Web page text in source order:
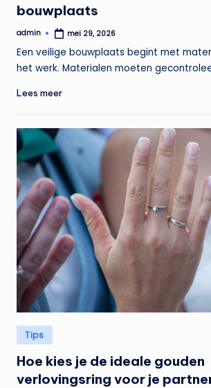
bouwplaats
Geplaatst
admin mei 29, 2026
Een veilige bouwplaats begint met
het werk. Materialen moeten
Lees meer
Geplaatst
in
Tips
Hoe kies je de ideale gouden
verlovingsring voor je